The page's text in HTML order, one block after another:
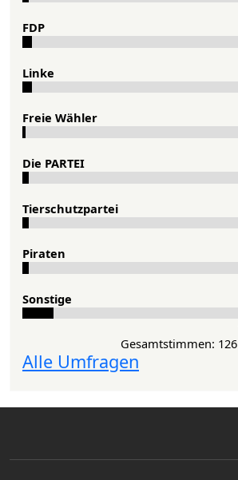
FDP
Lin­ke
Freie Wähler
Die PAR­TEI
Tier­schutz­partei
Pi­ra­ten
Sons­ti­ge
Gesamtstimmen: 126
Alle Umfragen